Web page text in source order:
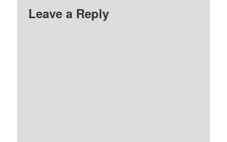
Leave a Reply